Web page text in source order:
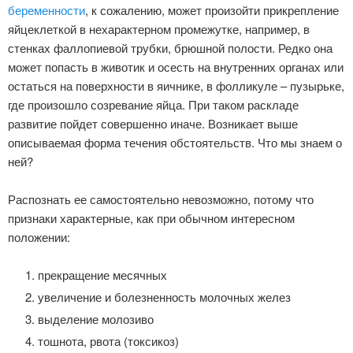
беременности, к сожалению, может произойти прикрепление
яйцеклеткой в нехарактерном промежутке, например, в
стенках фаллопиевой трубки, брюшной полости. Редко она
может попасть в животик и осесть на внутренних органах или
остаться на поверхности в яичнике, в фолликуле – пузырьке,
где произошло созревание яйца. При таком раскладе
развитие пойдет совершенно иначе. Возникает выше
описываемая форма течения обстоятельств. Что мы знаем о
ней?
Распознать ее самостоятельно невозможно, потому что
признаки характерные, как при обычном интересном
положении:
прекращение месячных
увеличение и болезненность молочных желез
выделение молозиво
тошнота, рвота (токсикоз)